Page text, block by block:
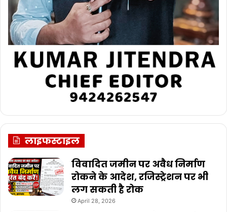
लाइफस्टाइल
विवादित जमीन पर अवैध निर्माण
रोकने के आदेश, रजिस्ट्रेशन पर भी
लग सकती है रोक
April 28, 2026